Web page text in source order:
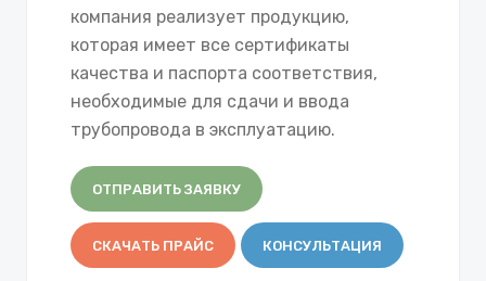
компания реализует продукцию,
которая имеет все сертификаты
качества и паспорта соответствия,
необходимые для сдачи и ввода
трубопровода в эксплуатацию.
ОТПРАВИТЬ ЗАЯВКУ
СКАЧАТЬ ПРАЙС КОНСУЛЬТАЦИЯ